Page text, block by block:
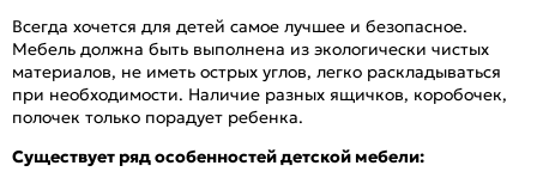
Всегда хочется для детей самое лучшее и безопасное.
Мебель должна быть выполнена из экологически чистых
материалов, не иметь острых углов, легко раскладываться
при необходимости. Наличие разных ящичков, коробочек,
полочек только порадует ребенка.
Существует ряд особенностей детской мебели: